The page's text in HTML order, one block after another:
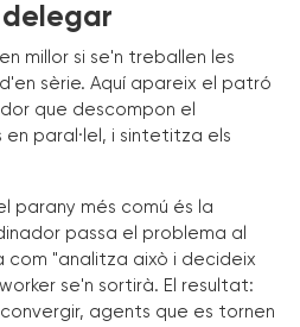
delegar
millor si se'n treballen les
sèrie. Aquí apareix el patró
que descompon el
paral·lel, i sintetitza els
parany més comú és la
passa el problema al
com "analitza això i decideix
se'n sortirà. El resultat:
agents que es tornen